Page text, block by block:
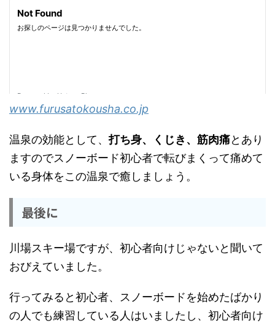
www.furusatokousha.co.jp
温泉の効能として、打ち身、くじき、筋肉痛とあり
ますのでスノーボード初心者で転びまくって痛めて
いる身体をこの温泉で癒しましょう。
最後に
川場スキー場ですが、初心者向けじゃないと聞いて
おびえていました。
行ってみると初心者、スノーボードを始めたばかり
の人でも練習している人はいましたし、初心者向け